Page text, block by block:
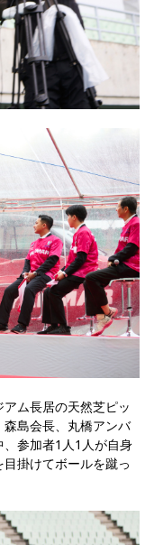
ム長居の天然芝ピッ
島会長、丸橋アンバ
参加者1人1人が自身
掛けてボールを蹴っ